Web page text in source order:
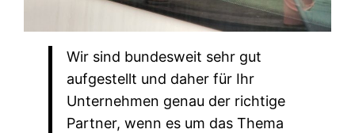
Wir sind bundesweit sehr gut
aufgestellt und daher für Ihr
Unternehmen genau der richtige
Partner, wenn es um das Thema